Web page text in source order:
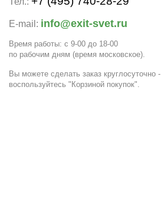
E-mail: info@exit-svet.ru
Время работы: с 9-00 до 18-00
по рабочим дням (время московское).
Вы можете сделать заказ круглосуточно -
воспользуйтесь "Корзиной покупок".